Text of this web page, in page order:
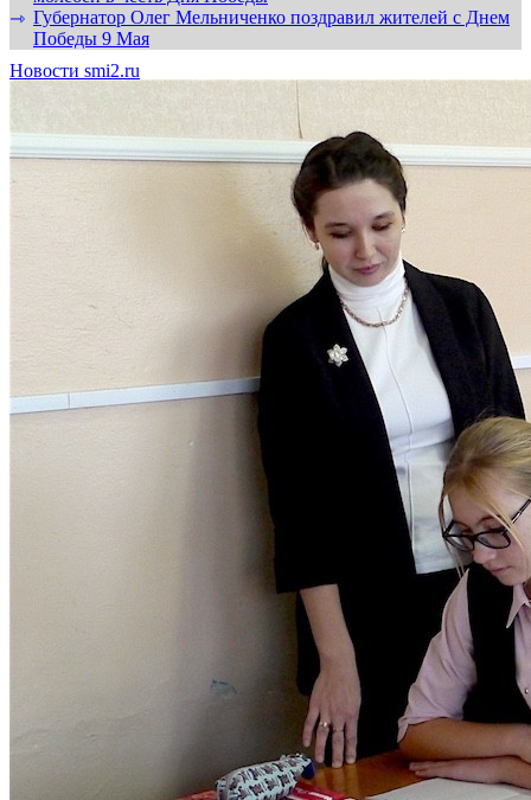
⇾ Губернатор Олег Мельниченко поздравил жителей с Днем
Победы 9 Мая
Новости smi2.ru